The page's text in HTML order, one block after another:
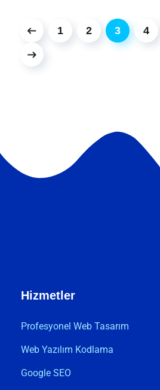
1 2 3 4
Hizmetler
Profesyonel Web Tasarım
Web Yazılım Kodlama
Google SEO